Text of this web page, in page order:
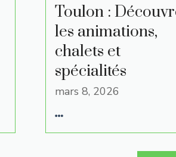
Toulon :
les animations,
chalets et
spécialités
mars 8, 2026